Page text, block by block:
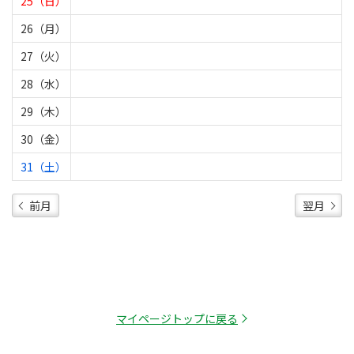
26（月）
27（火）
28（水）
29（木）
30（金）
31（土）
前月 翌月
マイページトップに戻る